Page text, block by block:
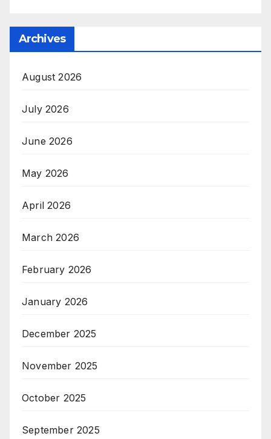
Archives
August 2026
July 2026
June 2026
May 2026
April 2026
March 2026
February 2026
January 2026
December 2025
November 2025
October 2025
September 2025